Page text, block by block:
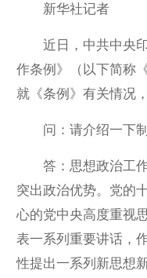
新华社记者
近日，中共中央印
作条例》（以下简称
就《条例》有关情况
问：请介绍一下制
答：思想政治工作
突出政治优势。党的
心的党中央高度重视
表一系列重要讲话，
性提出一系列新思想